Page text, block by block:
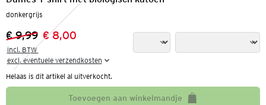
donkergrijs
Vorige prijs:
€ 9,99
Nieuwe prijs:
€ 8,00
incl. BTW
excl. eventuele verzendkosten
Helaas is dit artikel al uitverkocht.
Toevoegen aan winkelmandje